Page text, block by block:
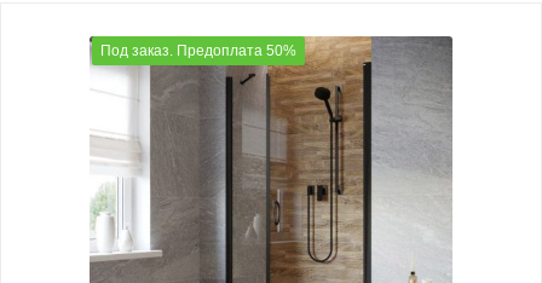
Под заказ. Предоплата 50%